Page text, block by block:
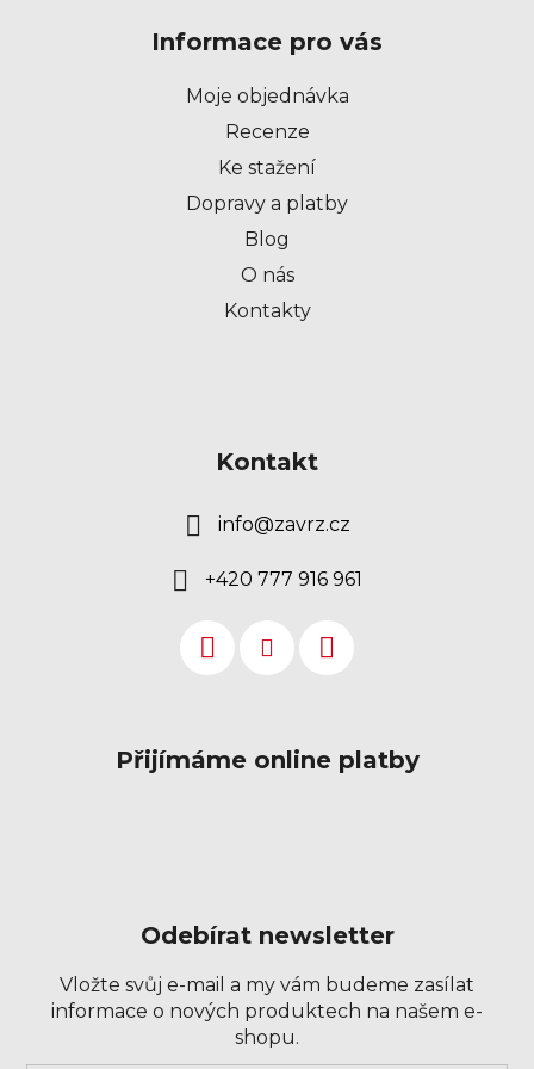
Informace pro vás
Moje objednávka
Recenze
Ke stažení
Dopravy a platby
Blog
O nás
Kontakty
Kontakt
info@zavrz.cz
+420 777 916 961
Přijímáme online platby
Odebírat newsletter
Vložte svůj e-mail a my vám budeme zasílat
informace o nových produktech na našem e-
shopu.